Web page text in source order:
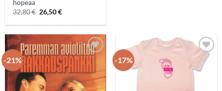
hopeaa
32,80€ 26,50€
-21%
Add to
wishlist
-17%
Add to
wishlist